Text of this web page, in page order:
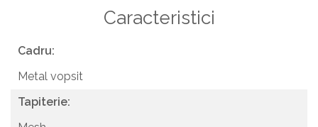
Caracteristici
Cadru:
Metal vopsit
Tapiterie: